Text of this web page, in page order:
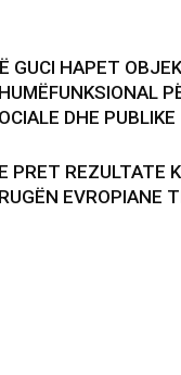
GUCI HAPET
DHE PUBLIKE
PRET REZULTATE
EVROPIANE